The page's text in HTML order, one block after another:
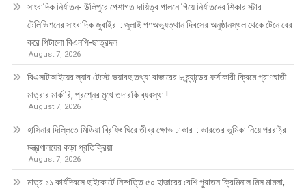
সাংবাদিক নির্যাতন- উলিপুরে পেশাগত দায়িত্ব পালনে গিয়ে নির্যাতনের শিকার স্টার
টেলিভিশনের সাংবাদিক জুবাইর : জুলাই গণঅভ্যুত্থান দিবসের অনুষ্ঠানস্থল থেকে টেনে বের
করে পিটালো বিএনপি-ছাত্রদল
August 7, 2026
বিএসটিআইয়ের ল্যাব টেস্টে ভয়াবহ তথ্য: বাজারের ৮ ব্র্যান্ডের ফর্সাকারী ক্রিমে প্রাণঘাতী
মাত্রার মার্কারি, প্রশ্নের মুখে তদারকি ব্যবস্থা !
August 7, 2026
হাসিনার দিল্লিতে মিডিয়া ব্রিফিং ঘিরে তীব্র ক্ষোভ ঢাকার : ভারতের ভূমিকা নিয়ে পররাষ্ট্র
মন্ত্রণালয়ের কড়া প্রতিক্রিয়া
August 7, 2026
মাত্র ১১ কার্যদিবসে হাইকোর্টে নিষ্পত্তি ৫০ হাজারের বেশি পুরাতন ক্রিমিনাল মিস মামলা,